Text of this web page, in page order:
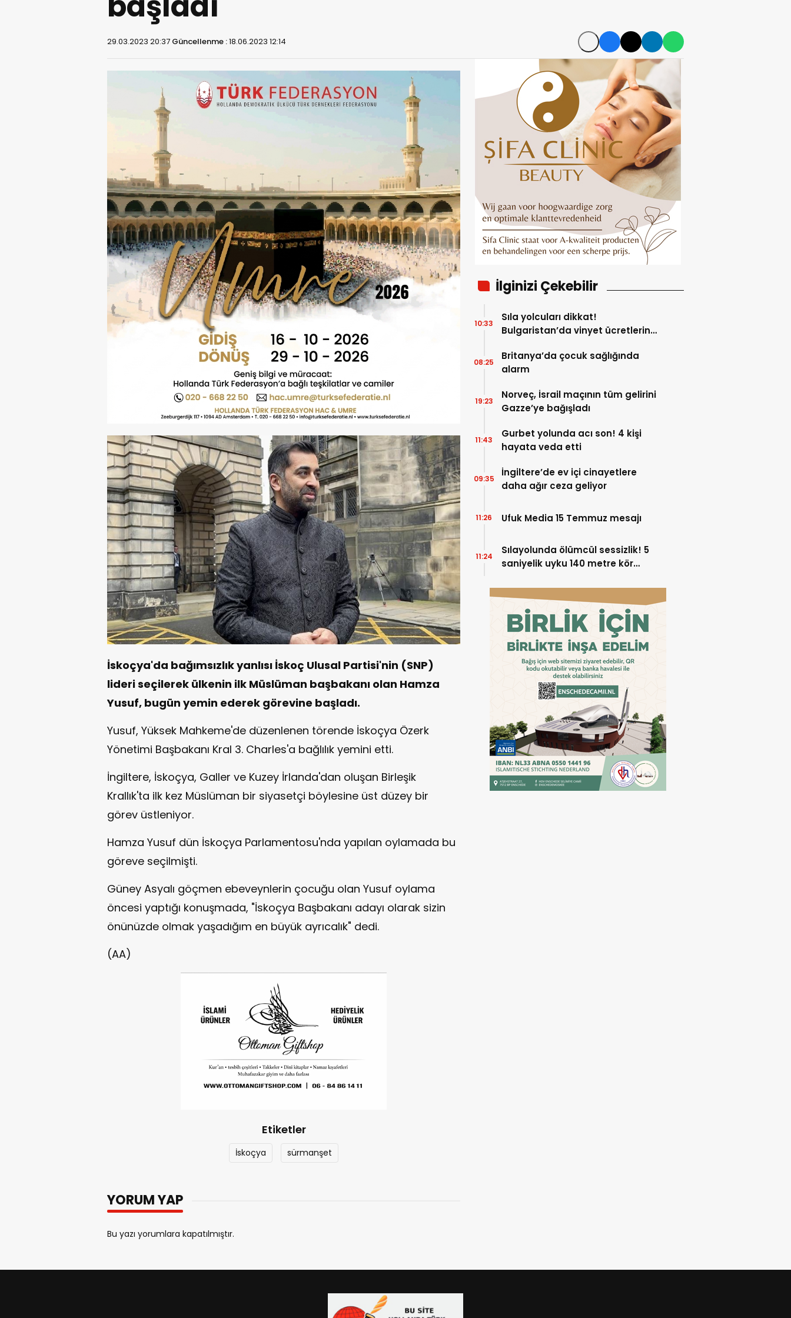
29.03.2023 20:37 Güncellenme :18.06.2023 12:14
İskoçya'da bağımsızlık yanlısı İskoç Ulusal Partisi'nin (SNP)
lideri seçilerek ülkenin ilk Müslüman başbakanı olan Hamza
Yusuf, bugün yemin ederek görevine başladı.
Yusuf, Yüksek Mahkeme'de düzenlenen törende İskoçya Özerk
Yönetimi Başbakanı Kral 3. Charles'a bağlılık yemini etti.
İngiltere, İskoçya, Galler ve Kuzey İrlanda'dan oluşan Birleşik
Krallık'ta ilk kez Müslüman bir siyasetçi böylesine üst düzey bir
görev üstleniyor.
Hamza Yusuf dün İskoçya Parlamentosu'nda yapılan oylamada bu
göreve seçilmişti.
Güney Asyalı göçmen ebeveynlerin çocuğu olan Yusuf oylama
öncesi yaptığı konuşmada, "İskoçya Başbakanı adayı olarak sizin
önünüzde olmak yaşadığım en büyük ayrıcalık" dedi.
(AA)
Etiketler
İskoçya sürmanşet
YORUM YAP
Bu yazı yorumlara kapatılmıştır.
İlginizi Çekebilir
Sıla yolcuları dikkat!
Bulgaristan’da vinyet ücretlerine
10:33
Britanya’da çocuk sağlığında
alarm
08:25
Norveç, İsrail maçının tüm gelirini
Gazze’ye bağışladı
19:23
Gurbet yolunda acı son! 4 kişi
hayata veda etti
11:43
İngiltere’de ev içi cinayetlere
daha ağır ceza geliyor
09:35
Ufuk Media 15 Temmuz mesajı
11:26
Sılayolunda ölümcül sessizlik! 5
saniyelik uyku 140 metre kör
11:24